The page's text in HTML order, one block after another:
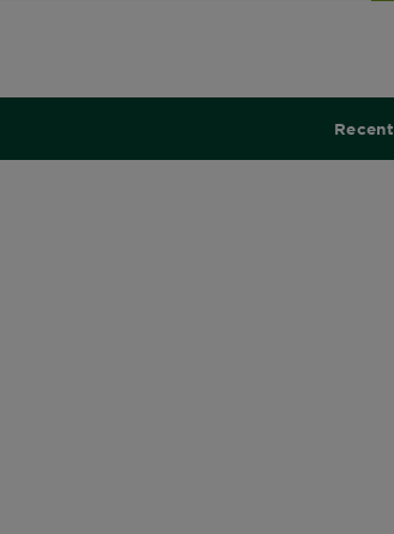
Recent